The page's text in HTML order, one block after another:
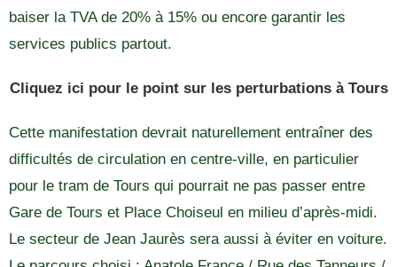
baiser la TVA de 20% à 15% ou encore garantir les
services publics partout.
Cliquez ici pour le point sur les perturbations à Tours
Cette manifestation devrait naturellement entraîner des
difficultés de circulation en centre-ville, en particulier
pour le tram de Tours qui pourrait ne pas passer entre
Gare de Tours et Place Choiseul en milieu d’après-midi.
Le secteur de Jean Jaurès sera aussi à éviter en voiture.